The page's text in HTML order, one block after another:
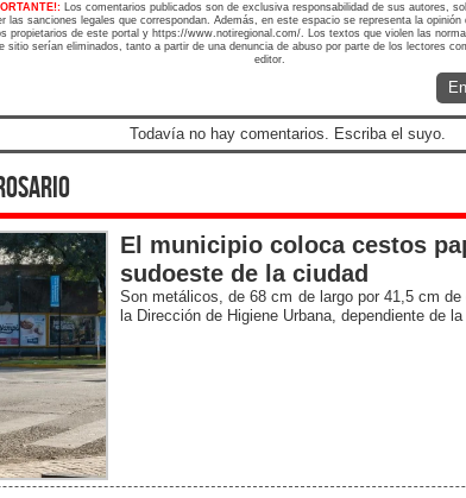
Los comentarios publicados son de exclusiva responsabilidad de sus autores,
las sanciones legales que correspondan. Además, en este espacio se representa la
propietarios de este portal y https://www.notiregional.com/. Los textos que violen las
sitio serían eliminados, tanto a partir de una denuncia de abuso por parte de los lectores
editor.
Todavía no hay comentarios. Escriba el suyo.
El municipio coloca cestos
sudoeste de la ciudad
Son metálicos, de 68 cm de largo por 41,5 cm
la Dirección de Higiene Urbana, dependiente de